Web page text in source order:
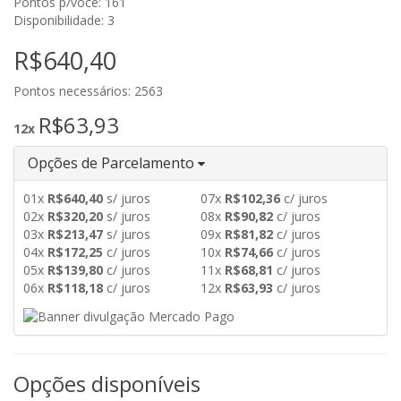
Disponibilidade: 3
R$640,40
Pontos necessários: 2563
12x R$63,93
Opções de Parcelamento
01x R$640,40 s/ juros
02x R$320,20 s/ juros
03x R$213,47 s/ juros
04x R$172,25 c/ juros
05x R$139,80 c/ juros
06x R$118,18 c/ juros
07x R$102,36 c/ juros
08x R$90,82 c/ juros
09x R$81,82 c/ juros
10x R$74,66 c/ juros
11x R$68,81 c/ juros
12x R$63,93 c/ juros
Opções disponíveis